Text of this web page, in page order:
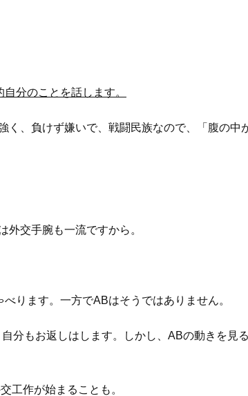
分のことを話します。
く、負けず嫌いで、戦闘民族なので、「腹の中
外交手腕も一流ですから。
ります。一方でABはそうではありません。
分もお返しはします。しかし、ABの動きを見
工作が始まることも。